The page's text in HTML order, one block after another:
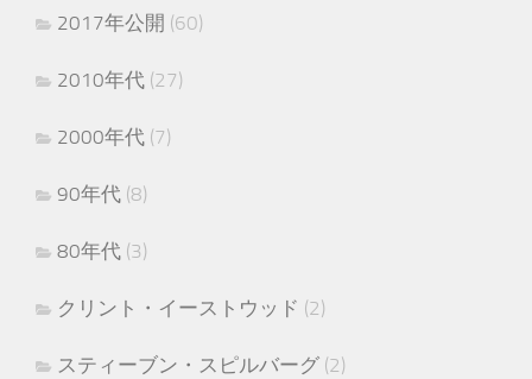
2017年公開 (60)
2010年代 (27)
2000年代 (7)
90年代 (8)
80年代 (3)
クリント・イーストウッド (2)
スティーブン・スピルバーグ (2)